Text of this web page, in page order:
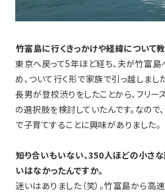
――竹富島に行くきっかけや経緯について教
東京へ戻って5年ほど経ち、夫が竹富
め、ついて行く形で家族で引っ越しまし
長男が登校渋りをしたことから、フリ
の選択肢を検討していたんです。なの
で子育てすることに興味がありました。
――知り合いもいない、350人ほどの小さ
いはなかったんですか。
迷いはありました（笑）。竹富島から高